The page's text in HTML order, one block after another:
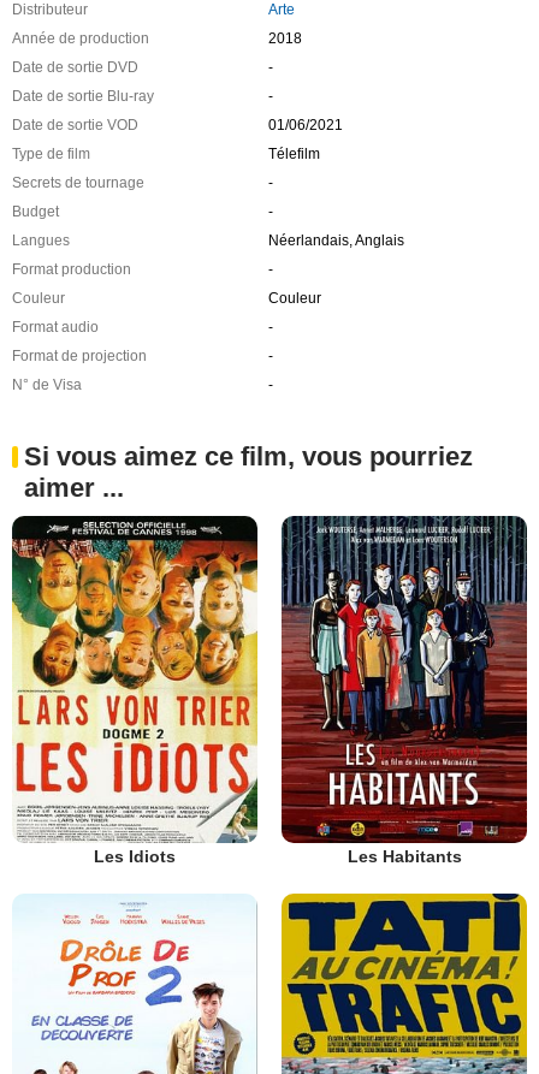
Distributeur
Arte
Année de production
2018
Date de sortie DVD
-
Date de sortie Blu-ray
-
Date de sortie VOD
01/06/2021
Type de film
Télefilm
Secrets de tournage
-
Budget
-
Langues
Néerlandais, Anglais
Format production
-
Couleur
Couleur
Format audio
-
Format de projection
-
N° de Visa
-
Si vous aimez ce film, vous pourriez
aimer ...
Les Idiots Les Habitants